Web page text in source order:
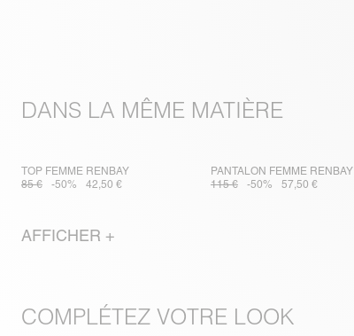
DANS LA MÊME MATIÈRE
TOP FEMME RENBAY
85 €
-50% 42,50 €
PANTALON FEMME RENBAY
115 €
-50% 57,50 €
AFFICHER +
COMPLÉTEZ VOTRE LOOK